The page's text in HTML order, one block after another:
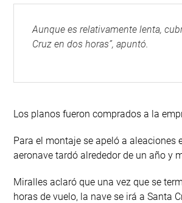
Aunque es relativamente lenta,
Cruz en dos horas”, apuntó.
Los planos fueron comprados a la
Para el montaje se apeló a
aeronave tardó alrededor de un año y
Miralles aclaró que una vez que se
horas de vuelo, la nave se irá a Santa